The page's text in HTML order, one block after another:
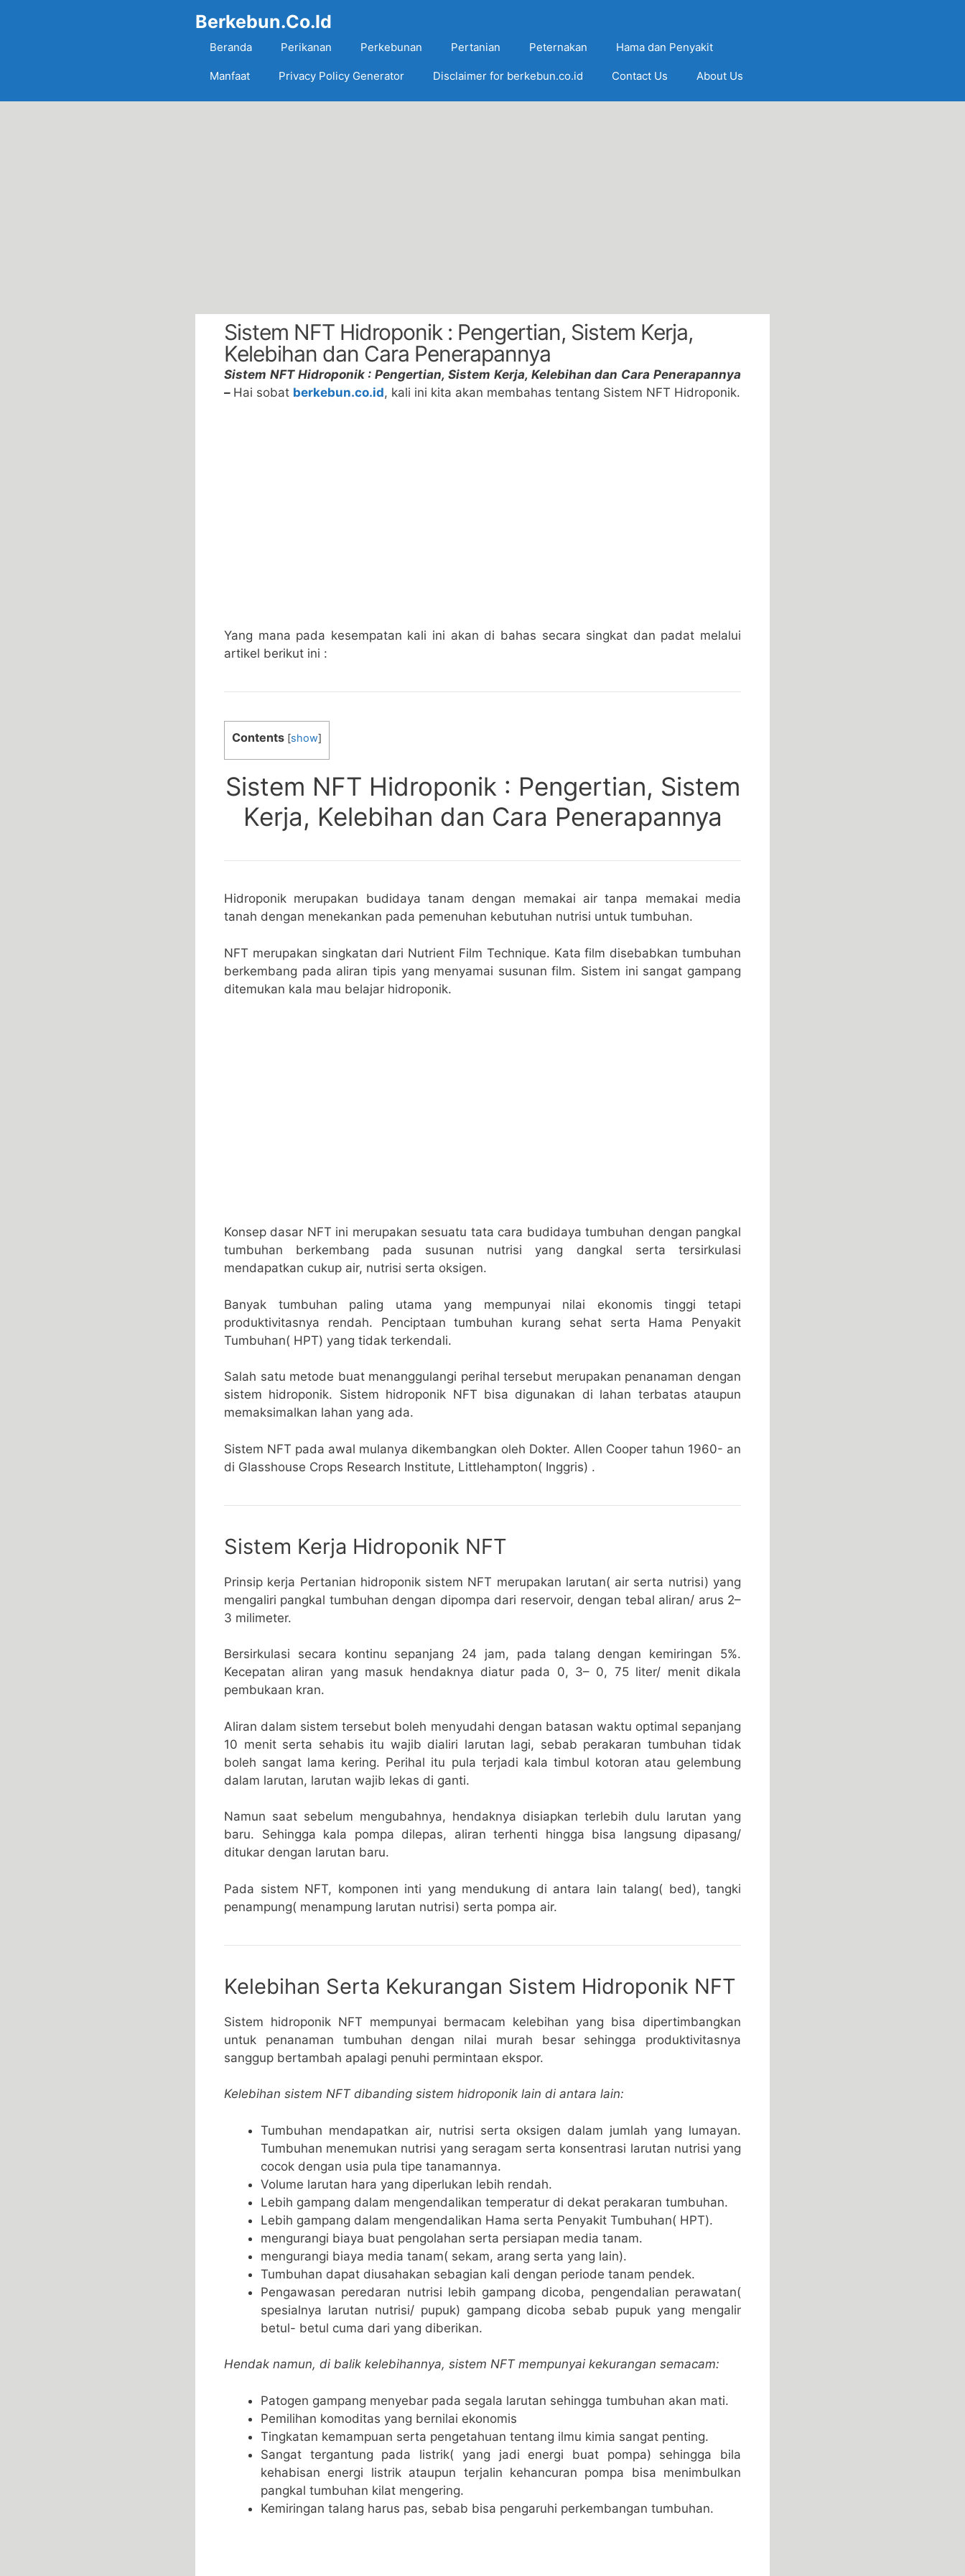
Berkebun.Co.Id
Beranda Perikanan Perkebunan Pertanian Peternakan Hama dan Penyakit
Manfaat Privacy Policy Generator Disclaimer for berkebun.co.id Contact Us About Us
Sistem NFT Hidroponik : Pengertian, Sistem Kerja,
Kelebihan dan Cara Penerapannya
Sistem NFT Hidroponik : Pengertian, Sistem Kerja, Kelebihan dan Cara Penerapannya
– Hai sobat berkebun.co.id, kali ini kita akan membahas tentang Sistem NFT Hidroponik.
Yang mana pada kesempatan kali ini akan di bahas secara singkat dan padat melalui
artikel berikut ini :
Contents [show]
Sistem NFT Hidroponik : Pengertian, Sistem
Kerja, Kelebihan dan Cara Penerapannya
Hidroponik merupakan budidaya tanam dengan memakai air tanpa memakai media
tanah dengan menekankan pada pemenuhan kebutuhan nutrisi untuk tumbuhan.
NFT merupakan singkatan dari Nutrient Film Technique. Kata film disebabkan tumbuhan
berkembang pada aliran tipis yang menyamai susunan film. Sistem ini sangat gampang
ditemukan kala mau belajar hidroponik.
Konsep dasar NFT ini merupakan sesuatu tata cara budidaya tumbuhan dengan pangkal
tumbuhan berkembang pada susunan nutrisi yang dangkal serta tersirkulasi
mendapatkan cukup air, nutrisi serta oksigen.
Banyak tumbuhan paling utama yang mempunyai nilai ekonomis tinggi tetapi
produktivitasnya rendah. Penciptaan tumbuhan kurang sehat serta Hama Penyakit
Tumbuhan( HPT) yang tidak terkendali.
Salah satu metode buat menanggulangi perihal tersebut merupakan penanaman dengan
sistem hidroponik. Sistem hidroponik NFT bisa digunakan di lahan terbatas ataupun
memaksimalkan lahan yang ada.
Sistem NFT pada awal mulanya dikembangkan oleh Dokter. Allen Cooper tahun 1960- an
di Glasshouse Crops Research Institute, Littlehampton( Inggris) .
Sistem Kerja Hidroponik NFT
Prinsip kerja Pertanian hidroponik sistem NFT merupakan larutan( air serta nutrisi) yang
mengaliri pangkal tumbuhan dengan dipompa dari reservoir, dengan tebal aliran/ arus 2–
3 milimeter.
Bersirkulasi secara kontinu sepanjang 24 jam, pada talang dengan kemiringan 5%.
Kecepatan aliran yang masuk hendaknya diatur pada 0, 3– 0, 75 liter/ menit dikala
pembukaan kran.
Aliran dalam sistem tersebut boleh menyudahi dengan batasan waktu optimal sepanjang
10 menit serta sehabis itu wajib dialiri larutan lagi, sebab perakaran tumbuhan tidak
boleh sangat lama kering. Perihal itu pula terjadi kala timbul kotoran atau gelembung
dalam larutan, larutan wajib lekas di ganti.
Namun saat sebelum mengubahnya, hendaknya disiapkan terlebih dulu larutan yang
baru. Sehingga kala pompa dilepas, aliran terhenti hingga bisa langsung dipasang/
ditukar dengan larutan baru.
Pada sistem NFT, komponen inti yang mendukung di antara lain talang( bed), tangki
penampung( menampung larutan nutrisi) serta pompa air.
Kelebihan Serta Kekurangan Sistem Hidroponik NFT
Sistem hidroponik NFT mempunyai bermacam kelebihan yang bisa dipertimbangkan
untuk penanaman tumbuhan dengan nilai murah besar sehingga produktivitasnya
sanggup bertambah apalagi penuhi permintaan ekspor.
Kelebihan sistem NFT dibanding sistem hidroponik lain di antara lain:
Tumbuhan mendapatkan air, nutrisi serta oksigen dalam jumlah yang lumayan.
Tumbuhan menemukan nutrisi yang seragam serta konsentrasi larutan nutrisi yang
cocok dengan usia pula tipe tanamannya.
Volume larutan hara yang diperlukan lebih rendah.
Lebih gampang dalam mengendalikan temperatur di dekat perakaran tumbuhan.
Lebih gampang dalam mengendalikan Hama serta Penyakit Tumbuhan( HPT).
mengurangi biaya buat pengolahan serta persiapan media tanam.
mengurangi biaya media tanam( sekam, arang serta yang lain).
Tumbuhan dapat diusahakan sebagian kali dengan periode tanam pendek.
Pengawasan peredaran nutrisi lebih gampang dicoba, pengendalian perawatan(
spesialnya larutan nutrisi/ pupuk) gampang dicoba sebab pupuk yang mengalir
betul- betul cuma dari yang diberikan.
Hendak namun, di balik kelebihannya, sistem NFT mempunyai kekurangan semacam:
Patogen gampang menyebar pada segala larutan sehingga tumbuhan akan mati.
Pemilihan komoditas yang bernilai ekonomis
Tingkatan kemampuan serta pengetahuan tentang ilmu kimia sangat penting.
Sangat tergantung pada listrik( yang jadi energi buat pompa) sehingga bila
kehabisan energi listrik ataupun terjalin kehancuran pompa bisa menimbulkan
pangkal tumbuhan kilat mengering.
Kemiringan talang harus pas, sebab bisa pengaruhi perkembangan tumbuhan.